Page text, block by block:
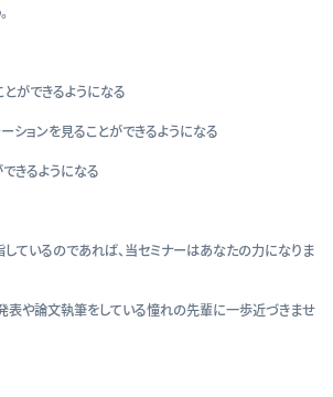
ができるようになる
ションを見ることができるようになる
きるようになる
しているのであれば、当セミナーはあなたの力になりま
表や論文執筆をしている憧れの先輩に一歩近づきませ